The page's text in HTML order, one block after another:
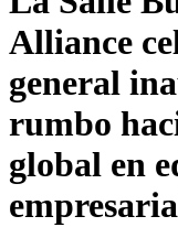
Alliance
general
rumbo
global en